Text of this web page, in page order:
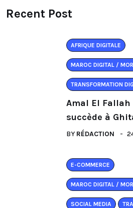
Recent Post
AFRIQUE DIGITALE
MAROC DIGITAL /
TRANSFORMATION
Amal El
succède à
BY RÉDACTION
E-COMMERCE
MAROC DIGITAL /
SOCIAL MEDIA